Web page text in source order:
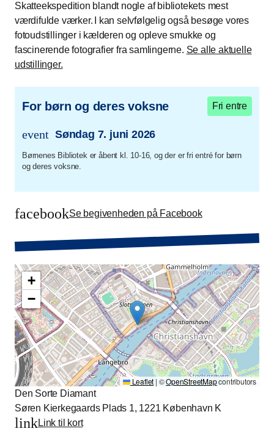
Skatteekspedition blandt nogle af bibliotekets mest
værdifulde værker. I kan selvfølgelig også besøge vores
fotoudstillinger i kælderen og opleve smukke og
fascinerende fotografier fra samlingerne. Se alle aktuelle
udstillinger.
For børn og deres voksne Fri entre
event
trans.event.date
Søndag 7. juni 2026
Børnenes Bibliotek er åbent kl. 10-16, og der er fri entré for børn
og deres voksne.
facebookSe begivenheden på Facebook
+
−
Leaflet | ©OpenStreetMapcontributors
Den Sorte Diamant
Søren Kierkegaards Plads 1, 1221 København K
linkLink til kort